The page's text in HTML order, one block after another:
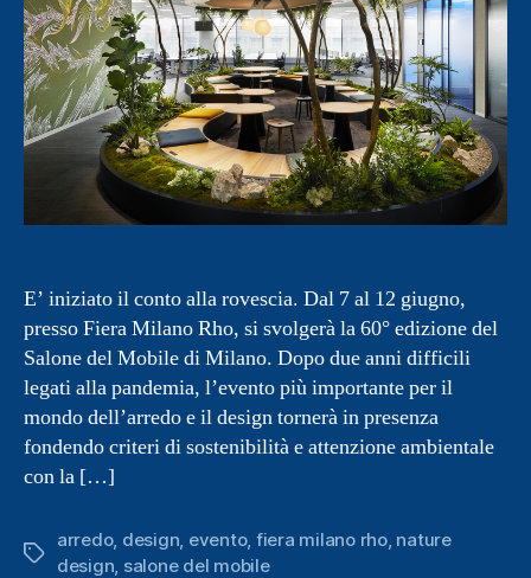
E’ iniziato il conto alla rovescia. Dal 7 al 12 giugno,
presso Fiera Milano Rho, si svolgerà la 60° edizione del
Salone del Mobile di Milano. Dopo due anni difficili
legati alla pandemia, l’evento più importante per il
mondo dell’arredo e il design tornerà in presenza
fondendo criteri di sostenibilità e attenzione ambientale
con la […]
Tag
arredo, design evento, fiera milano rho, nature
design salone del mobile